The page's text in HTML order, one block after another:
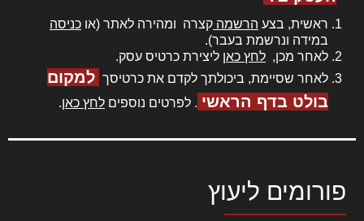
ראשית, בצע הרשמה קצרה ומהירה לאתר (או כניסה
במידה ונרשמת בעבר).
לאחר מכן, לחץ כאן ליצירת כרטיס עסק.
לאחר שסיימת, ביכולתך לקדם את כרטיסך למקום
בולט בדף הראשי . לפרטים נוספים לחץ כאן.
פורומים ליעוץ